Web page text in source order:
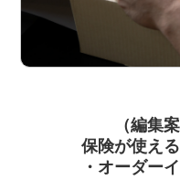
（編集
保険が使え
・オーダー